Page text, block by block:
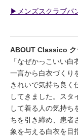
▶︎メンズスクラブパ
ABOUT Classico ク
「なぜかっこいい
一言から白衣づくり
きれいで気持ち良く
してきました。スタ
して着る人の気持ち
ちを引き締め、患者
象を与える白衣を目